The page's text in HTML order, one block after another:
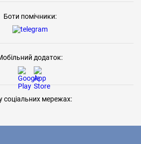
Боти помічники:
додаток:
соціальних мережах: